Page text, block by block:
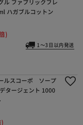
ハガブルコットン
)
1～3日以内発送
ルスコーポ ソープ
タージェント 1000